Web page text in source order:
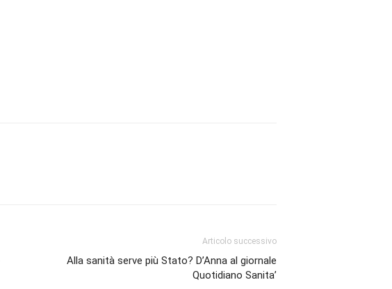
Articolo successivo
Alla sanità serve più Stato? D’Anna al giornale
Quotidiano Sanita’